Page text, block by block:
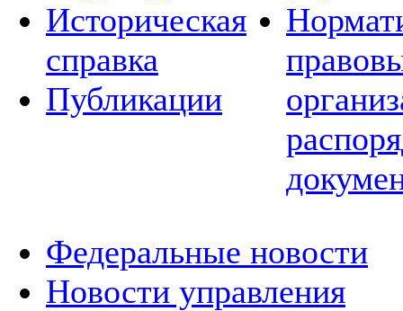
Историческая
справка
Публикации
Федеральные новости
Новости управления